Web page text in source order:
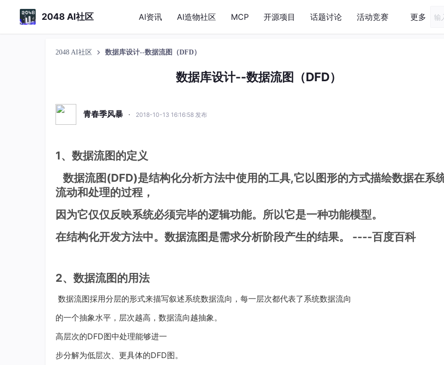
2048 AI社区 AI资讯 AI造物社区 MCP 开源项目 话题讨论 活动竞赛 更多
2048 AI社区 数据库设计--数据流图（DFD）
数据库设计--数据流图（DFD）
青春季风暴 · 2018-10-13 16:16:58 发布
1、数据流图的定义
数据流图(DFD)是结构化分析方法中使用的工具,它以图形的方式描绘数据在系
流动和处理的过程，
因为它仅仅反映系统必须完毕的逻辑功能。所以它是一种功能模型。
在结构化开发方法中。数据流图是需求分析阶段产生的结果。 ----百度百科
2、数据流图的用法
数据流图採用分层的形式来描写叙述系统数据流向，每一层次都代表了系统数据流向
的一个抽象水平，层次越高，数据流向越抽象。
高层次的DFD图中处理能够进一
步分解为低层次、更具体的DFD图。